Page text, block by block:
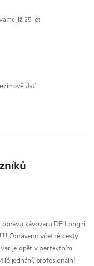
již 25 let
Ústí
kávovaru DE Longhi
Opraveno včetně cesty
je opět v perfektním
jednání, profesionální